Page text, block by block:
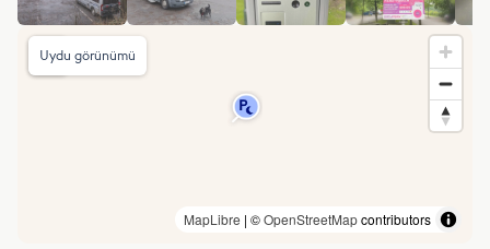
MapLibre | ©OpenStreetMapcontributors
Uydu görünümü